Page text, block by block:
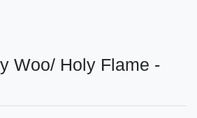
Woo/ Holy Flame -